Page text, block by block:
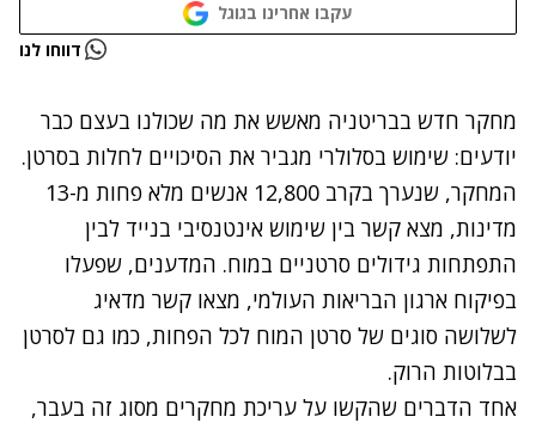
עקבו אחרינו בגוגל
נתקלנו בבעיה דווחו לנו
מחקר חדש בבריטניה מאשש את מה שכולנו בעצם כבר
יודעים: שימוש בסלולרי מגביר את הסיכויים לחלות בסרטן.
המחקר, שנערך בקרב 12,800 אנשים מלא פחות מ-13
מדינות, מצא קשר בין שימוש אינטנסיבי בנייד לבין
התפתחות גידולים סרטניים במוח. המדענים, שפעלו
בפיקוח ארגון הבריאות העולמי, מצאו קשר מדאיג
לשלושה סוגים של סרטן המוח לכל הפחות, כמו גם לסרטן
בבלוטות הרוק.
אחד הדברים שהקשו על עריכת מחקרים מסוג זה בעבר,